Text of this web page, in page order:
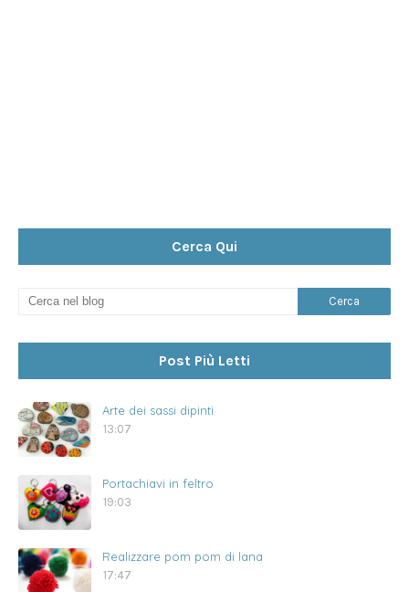
Cerca Qui
Post Più Letti
Arte dei sassi dipinti
13:07
Portachiavi in feltro
19:03
Realizzare pom pom di lana
17:47